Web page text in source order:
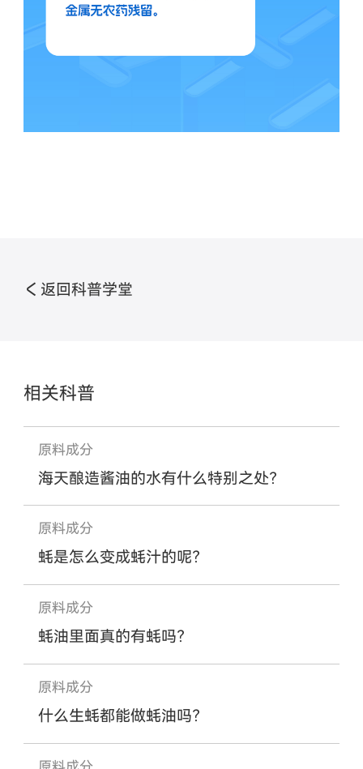
返回科普学堂
相关科普
原料成分
海天酿造酱油的水有什么特别之处？
原料成分
蚝是怎么变成蚝汁的呢？
原料成分
蚝油里面真的有蚝吗？
原料成分
什么生蚝都能做蚝油吗？